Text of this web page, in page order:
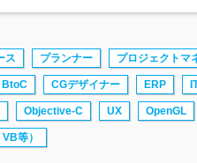
ス プランナー プロジェクトマ
BtoC CGデザイナー ERP
Objective-C UX OpenGL
等）